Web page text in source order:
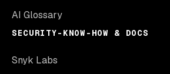
AI Glossary
SECURITY-KNOW-HOW & DOCS
Snyk Labs